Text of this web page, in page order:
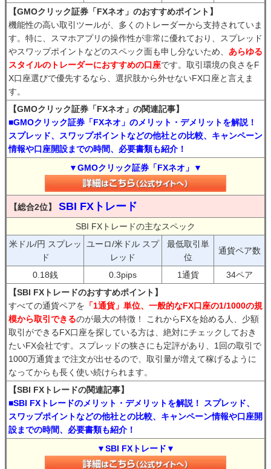
【GMOクリック証券「FXネオ」のおすすめポイント】
機能性の高い取引ツールが、多くのトレーダーから支持されていま
す。特に、スマホアプリの操作性が非常に優れており、スプレッド
やスワップポイントなどのスペック面も申し分ないため、 あらゆる
スタイルのトレーダーにおすすめの口座です。取引環境の良さをF
X口座選びで優先するなら、選択肢から外せないFX口座と言えま
す。
【GMOクリック証券「FXネオ」の関連記事】
■GMOクリック証券「FXネオ」のメリット・デメリットを解説！
スプレッド、スワップポイントなどの他社との比較、キャンペーン
情報や口座開設までの時間、必要書類も紹介！
▼GMOクリック証券「FXネオ」▼
【総合2位】 SBI FXトレード
SBI FXトレードの主なスペック
米ドル/円 スプレッ
ド
ユーロ/米ドル スプ
レッド
最低取引単
位
通貨ペア数
0.18銭 0.3pips 1通貨
34ペア
【SBI FXトレードのおすすめポイント】
すべての通貨ペアを 「1通貨」単位、一般的なFX口座の1/1000の規
模から取引できるのが最大の特徴！ これからFXを始める人、少額
取引ができるFX口座を探している方は、絶対にチェックしておき
たいFX会社です。スプレッドの狭さにも定評があり、1回の取引で
1000万通貨まで注文が出せるので、取引量が増えて稼げるように
なってからも長く使い続けられます。
【SBI FXトレードの関連記事】
■SBI FXトレードのメリット・デメリットを解説！ スプレッド、
スワップポイントなどの他社との比較、キャンペーン情報や口座開
設までの時間、必要書類も紹介！
▼SBI FXトレード▼